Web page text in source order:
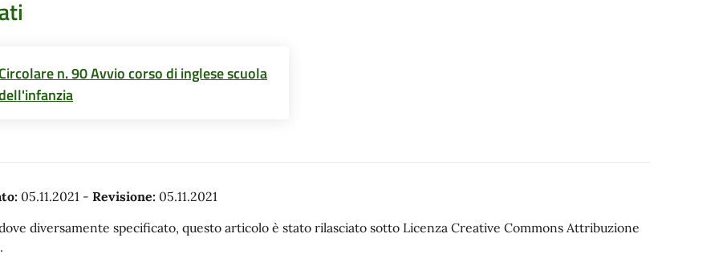
n. 90 Avvio corso di inglese scuola
05.11.2021 - Revisione: 05.11.2021
diversamente specificato, questo articolo è stato rilasciato sotto Licenza Creative Commons Attribuzione